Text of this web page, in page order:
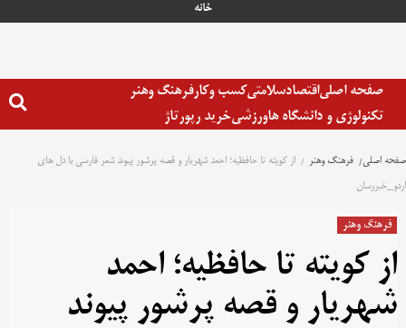
خانه
صفحه اصلیاقتصادسلامتیکسب وکارفرهنگ وهنر
تکنولوژی و دانشگاه هاورزشیخرید رپورتاژ
صفحه اصلی فرهنگ وهنر
از کویته تا حافظیه؛ احمد شهریار و قصه پرشور پیوند شعر فارسی با دل های
اردو_خبررسان
فرهنگ وهنر
از کویته تا حافظیه؛ احمد
شهریار و قصه پرشور پیوند